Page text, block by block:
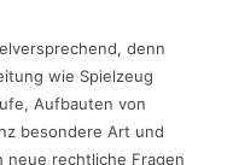
denn
wie Spielzeug
Aufbauten von
besondere Art und
neue rechtliche Fragen